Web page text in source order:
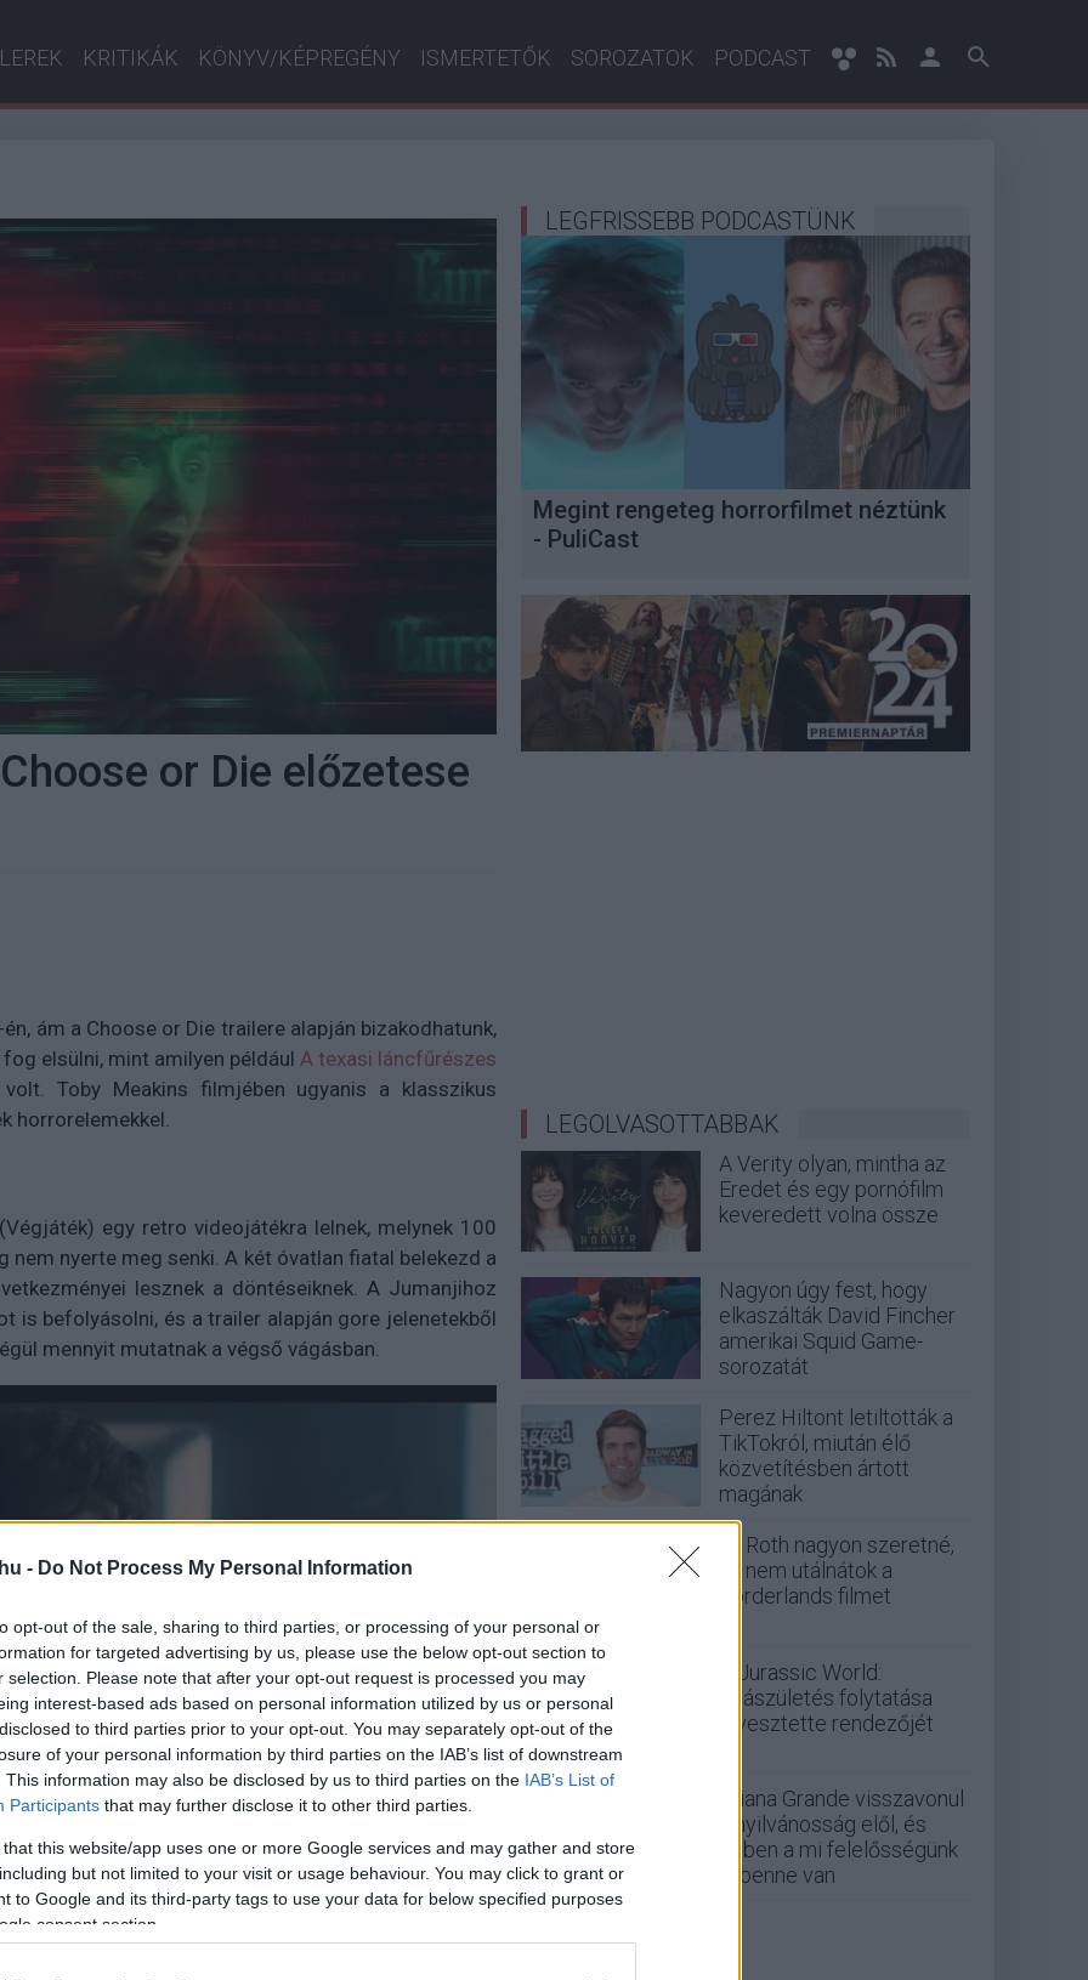
- Do Not Process My Personal Information
opt-out of the sale, sharing to third parties, or processing of your personal or
for targeted advertising by us, please use the below opt-out section to
selection. Please note that after your opt-out request is processed you may
interest-based ads based on personal information utilized by us or personal
to third parties prior to your opt-out. You may separately opt-out of the
of your personal information by third parties on the IAB’s list of downstream
This information may also be disclosed by us to third parties on the IAB’s List of
Participants that may further disclose it to other third parties.
that this website/app uses one or more Google services and may gather and store
but not limited to your visit or usage behaviour. You may click to grant or
to Google and its third-party tags to use your data for below specified purposes
consent section.
KRITIKÁK KÖNYV/KÉPREGÉNY ISMERTETŐK SOROZATOK PODCAST
or Die előzetese
ám a Choose or Die trailere alapján bizakodhatunk,
elsülni, mint amilyen például A texasi láncfűrészes
Toby Meakins filmjében ugyanis a klasszikus
horrorelemekkel.
egy retro videojátékra lelnek, melynek 100
nyerte meg senki. A két óvatlan fiatal belekezd a
lesznek a döntéseiknek. A Jumanjihoz
is befolyásolni, és a trailer alapján gore jelenetekből
mennyit mutatnak a végső vágásban.
LEGFRISSEBB PODCASTÜNK
Megint rengeteg horrorfilmet néztünk
- PuliCast
LEGOLVASOTTABBAK
A Verity olyan, mintha az
Eredet és egy pornófilm
keveredett volna össze
Nagyon úgy fest, hogy
elkaszálták David Fincher
amerikai Squid Game-
sorozatát
Perez Hiltont letiltották a
TikTokról, miután élő
közvetítésben ártott
magának
Eli Roth nagyon szeretné,
ha nem utálnátok a
Borderlands filmet
A Jurassic World:
Újjászületés folytatása
elvesztette rendezőjét
Ariana Grande visszavonul
a nyilvánosság elől, és
ebben a mi felelősségünk
is benne van